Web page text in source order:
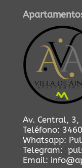
Av. Central, 3,
Teléfono:
Whatsapp:
Telegram:
Email: